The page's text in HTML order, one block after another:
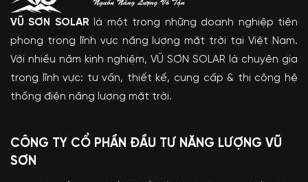
VŨ SƠN SOLAR là một trong những doanh nghiệp tiên
phong trong lĩnh vực năng lượng mặt trời tại Việt Nam.
Với nhiều năm kinh nghiệm, VŨ SƠN SOLAR là chuyên gia
trong lĩnh vực: tư vấn, thiết kế, cung cấp & thi công hệ
thống điện năng lượng mặt trời.
CÔNG TY CỔ PHẦN ĐẦU TƯ NĂNG LƯỢNG VŨ
SƠN